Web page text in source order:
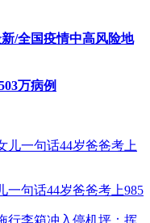
/全国疫情中高风险地
万病例
一句话44岁爸爸考上985